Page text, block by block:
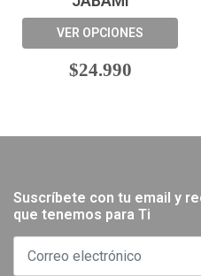
VER OPCIONES
$24.990
Suscríbete con tu email y
que tenemos para Ti